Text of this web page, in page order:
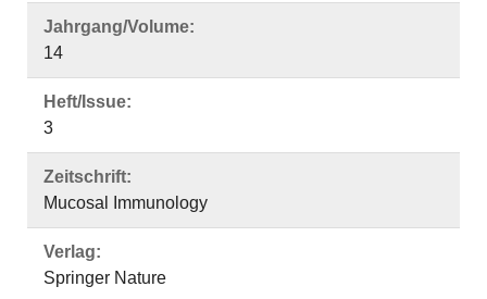
Jahrgang/Volume:
14
Heft/Issue:
3
Zeitschrift:
Mucosal Immunology
Verlag:
Springer Nature